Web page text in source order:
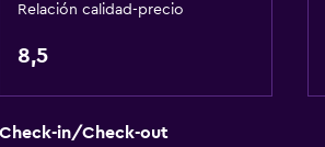
Nevera
Comedor
Cocina
Relación calidad-precio
8,5
Check-in/Check-out